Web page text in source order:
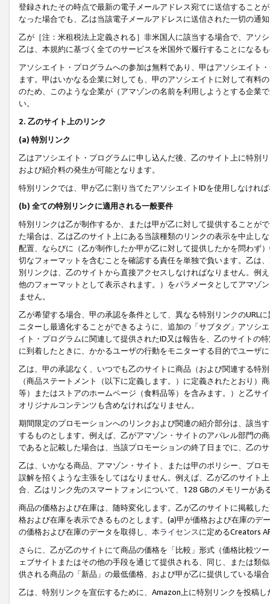
登録されたその時点で最新の電子メールアドレス宛てに送信すること
なった場合でも、乙は当該電子メールアドレスに送信された一切の通
乙が［注：米租税法上定義される］非米国人に該当する場合で、アソ
乙は、本規約に基づく全てのサービスを米国外で履行することになる
アソシエイト・プログラムへの参加は無料であり、甲はアソシエイト
ます。甲はいかなる企業に対しても、甲のアソシエイトに対して有料
のため、このような企業が（アマゾンの名前を利用しようとする企業
い。
2. 乙のサイト上のリンク
(a) 特別リンク
乙はアソシエイト・プログラムに申し込んだ後、乙のサイト上に特別
および紹介料の発生が可能となります。
特別リンクでは、甲が乙に割り当てたアソシエイトIDを使用しなけれ
(b) 全ての特別リンクに適用される一般要件
特別リンクは乙が制作するか、または甲が乙に対して提供することが
た場合は、乙は乙のサイト上にある当該種類のリンクの表示を中止し
配置、ならびに（乙が制作したか甲が乙に対して提供したかを問わず
切なフォーマットを含むことを確認する責任を単独で負います。乙は
別リンクは、乙のサイトから直接アクセスしなければなりません。例
他のフォーマットとして表示されます。）をパラメータとしてアマゾ
ません。
乙が希望する場合、甲の承認を条件として、異なる特別リンクのURL
ニターし最適化することができるように、追加の「サブタグ」アソシ
イト・プログラムに関連して提供されたID又は報告を、乙のサイトの
に到着したときに、かかるユーザの行動をモニターする目的でユーザ
乙は、甲の承認なく、いつでも乙のサイトに商品（および関連する特
（商品ステートメント（以下に定義します。）に定義されたとおり
等）またはストアのホームページ（食料品等）を含みます。）と乙サ
オリジナルコンテンツも含めなければなりません。
期間限定のプロモーションへのリンクおよび関連の紹介部分は、該当
するものとします。例えば、乙がアマゾン・サイトのアパレル部門の
であると記載した場合は、当該プロモーションの終了日までに、乙の
乙は、いかなる商品、アマゾン・サイト、または甲のポリシー、プロ
誤解を招くような主張をしてはなりません。例えば、乙が乙のサイト
合、乙はリンク先のスマートフォンについて、128 GBのメモリーがあ
商品の価格および在庫は、随時変化します。乙が乙のサイトに掲載し
格および在庫を表示できるものとします。(a)甲が価格および在庫の
の価格および在庫のデータを取得し、 本ライセンスに定めるCreators
さらに、乙が乙のサイトにて商品の価格を「比較」形式（価格比較ツ
ェブサイトまたはその他の手段を通じて提供される、同じ、または類
供される商品の「新品」の最低価格、および甲が乙に提供している場
乙は、特別リンクを宣伝するために、Amazon上に特別リンクを投稿